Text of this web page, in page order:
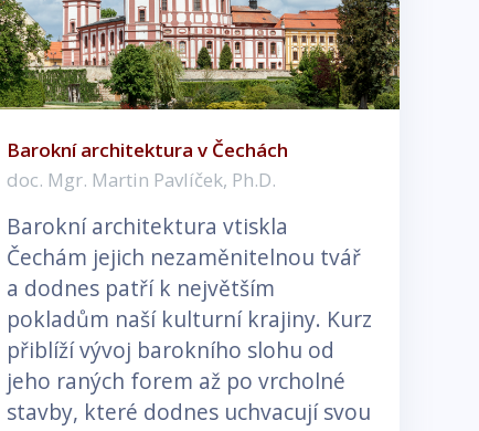
Barokní architektura v Čechách
doc. Mgr. Martin Pavlíček, Ph.D.
Barokní architektura vtiskla
Čechám jejich nezaměnitelnou tvář
a dodnes patří k největším
pokladům naší kulturní krajiny. Kurz
přiblíží vývoj barokního slohu od
jeho raných forem až po vrcholné
stavby, které dodnes uchvacují svou